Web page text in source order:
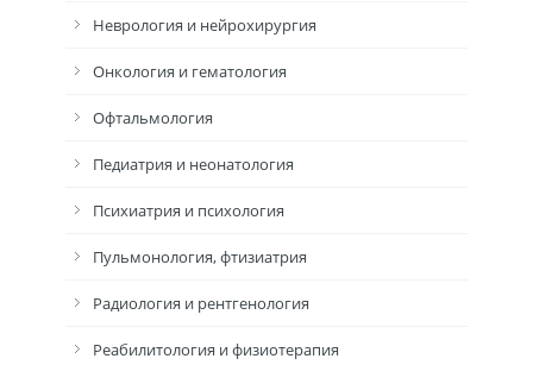
Неврология и нейрохирургия
Онкология и гематология
Офтальмология
Педиатрия и неонатология
Психиатрия и психология
Пульмонология, фтизиатрия
Радиология и рентгенология
Реабилитология и физиотерапия